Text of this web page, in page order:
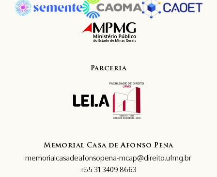
Parceria
Memorial Casa de Afonso Pena
memorialcasadeafonsopena-mcap@direito.ufmg.br
+55 31 3409 8663